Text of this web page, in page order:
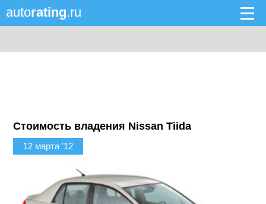
autorating.ru
Стоимость владения Nissan Tiida
12 марта '12